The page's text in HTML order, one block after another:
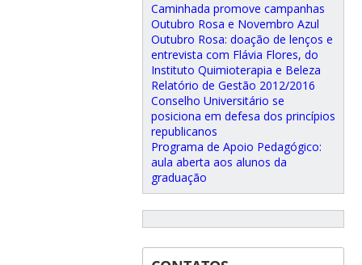
Caminhada promove campanhas
Outubro Rosa e Novembro Azul
Outubro Rosa: doação de lenços e
entrevista com Flávia Flores, do
Instituto Quimioterapia e Beleza
Relatório de Gestão 2012/2016
Conselho Universitário se
posiciona em defesa dos princípios
republicanos
Programa de Apoio Pedagógico:
aula aberta aos alunos da
graduação